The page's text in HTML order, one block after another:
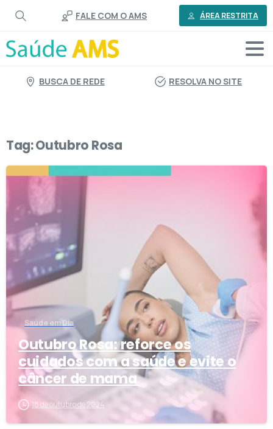
conteúdo
FALE COM O AMS ÁREA RESTRITA
BUSCA DE REDE RESOLVA NO SITE
Tag:Outubro Rosa
Saúde em Dia
Outubro Rosa: reforce os
cuidados com a saúde e evite o
câncer de mama
18 de outubro de 2024